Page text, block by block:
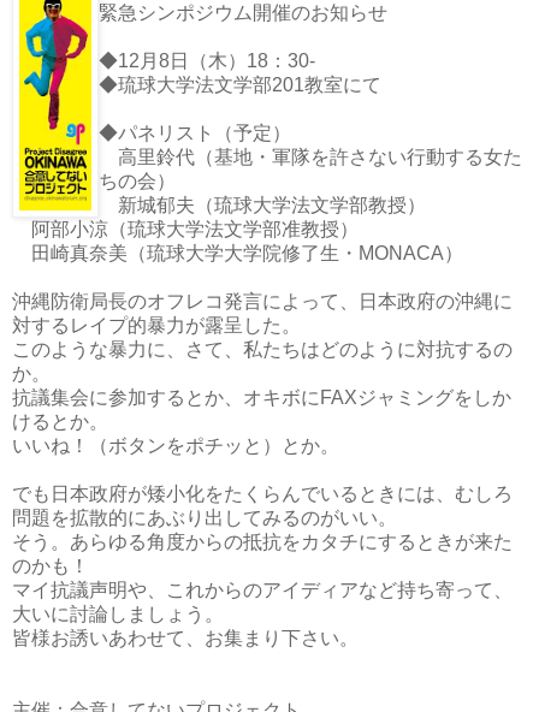
緊急シンポジウム開催のお知らせ
◆12月8日（木）18：30-
◆琉球大学法文学部201教室にて
◆パネリスト（予定）
高里鈴代（基地・軍隊を許さない行動する女た
ちの会）
新城郁夫（琉球大学法文学部教授）
阿部小涼（琉球大学法文学部准教授）
田崎真奈美（琉球大学大学院修了生・MONACA）
沖縄防衛局長のオフレコ発言によって、日本政府の沖縄に
対するレイプ的暴力が露呈した。
このような暴力に、さて、私たちはどのように対抗するの
か。
抗議集会に参加するとか、オキボにFAXジャミングをしか
けるとか。
いいね！（ボタンをポチッと）とか。
でも日本政府が矮小化をたくらんでいるときには、むしろ
問題を拡散的にあぶり出してみるのがいい。
そう。あらゆる角度からの抵抗をカタチにするときが来た
のかも！
マイ抗議声明や、これからのアイディアなど持ち寄って、
大いに討論しましょう。
皆様お誘いあわせて、お集まり下さい。